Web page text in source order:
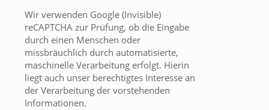
Wir verwenden Google (Invisible)
reCAPTCHA zur Prüfung, ob die Eingabe
durch einen Menschen oder
missbräuchlich durch automatisierte,
maschinelle Verarbeitung erfolgt. Hierin
liegt auch unser berechtigtes Interesse an
der Verarbeitung der vorstehenden
Informationen.